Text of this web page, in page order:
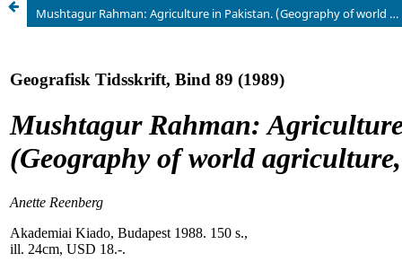
Mushtagur Rahman: Agriculture in Pakistan. (Geography of world agriculture, 13).